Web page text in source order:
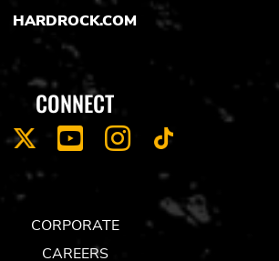
HARDROCK.COM
CONNECT
FACEBOOK
X YOUTUBEINSTAGRAM
CORPORATE
CAREERS